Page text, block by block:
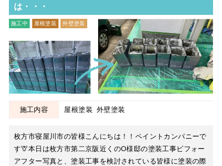
は・・・
施工中 屋根塗装 外壁塗装
施工内容 屋根塗装 外壁塗装
枚方市寝屋川市の皆様こんにちは！！ペイントカンパニーで
す🦒本日は枚方市第二京阪近くのO様邸の塗装工事ビフォー
アフター写真と、塗装工事を検討されている皆様に塗装の際